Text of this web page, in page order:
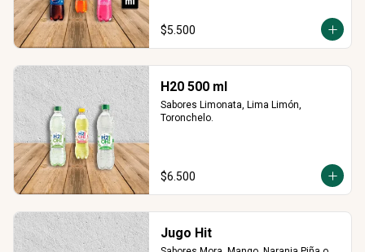
$5.500
H20 500 ml
Sabores Limonata, Lima Limón,
Toronchelo.
$6.500
Jugo Hit